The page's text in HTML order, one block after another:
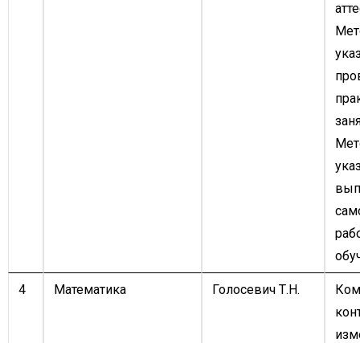
4 Математика Голосевич Т.Н.